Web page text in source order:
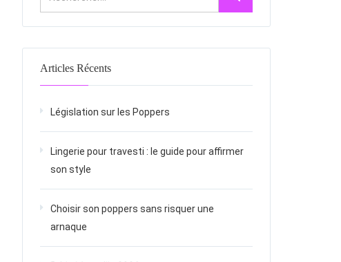
Articles Récents
Législation sur les Poppers
Lingerie pour travesti : le guide pour affirmer
son style
Choisir son poppers sans risquer une
arnaque